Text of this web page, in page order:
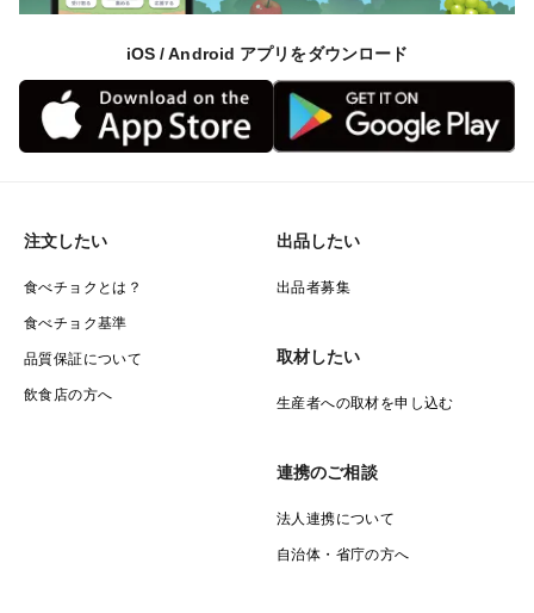
iOS / Android アプリをダウンロード
注文したい
食べチョクとは？
食べチョク基準
品質保証について
飲食店の方へ
出品したい
出品者募集
取材したい
生産者への取材を申し込む
連携のご相談
法人連携について
自治体・省庁の方へ